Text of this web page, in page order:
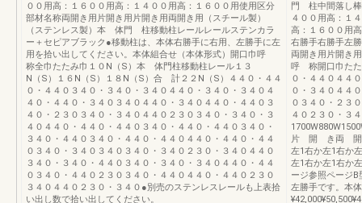
００用高：１６００用高：１４００用高：１６００用使用区分
部材名称両開き用片開き用片開き用両開き用（スチール製）
（ステンレス製）本 体門 柱移動柱レールレールステンカラ
ー＋セピアブラック●移動柱は、本体右勝手に右用、左勝手に左
用を拾い出してください。本体組合せ（本体形式）開口巾呼
称全巾たたみ巾１０N（S）本 体門柱移動柱レール１３
N（S）１６N（S）１８N（S）合 計２２N（S）４４０・４４
０・４４０３４０・３４０・３４０４４０・３４０・３４０４
４０・４４０・３４０３４０４４０・３４０４４０・４４０３
４０・２３０３４０・３４０４４０２３０３４０・３４０・３
４０４４０・４４０・４４０３４０・４４０・４４０３４０・
３４０・４４０３４０・４４０・４４０４４０・４４０・４４
０３４０・３４０３４０３４０・３４０２３０・３４０４４０
３４０・３４０・４４０３４０・３４０・３４０４４０・４４
０３４０・４４０２３０３４０・４４０４４０・４４０２３０
３４０４４０２３０・３４０●別売のステンレスレールも上表拾
い出し数で拾い出してください。
門 柱中間落し棒
４００用高：１
高：１６００用
右勝手右勝手左
両開き用片開き
呼 称開口巾た
０・４４０４４
０・３４０４４
０３４０・２３
４０２３０・３
片 開 き両 開
左1右か左1右か
左1右か左1右か
ージ参照ページ
左勝手です。本